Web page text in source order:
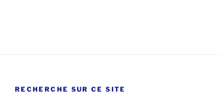
RECHERCHE SUR CE SITE